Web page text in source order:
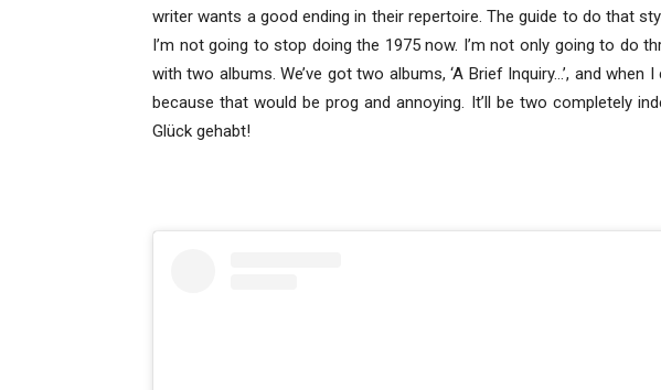
writer wants a good ending in their repertoire. The guide to do that
I’m not going to stop doing the 1975 now. I’m not only going to do
with two albums. We’ve got two albums, ‘A Brief Inquiry…’, and
because that would be prog and annoying. It’ll be two completely
Glück gehabt!